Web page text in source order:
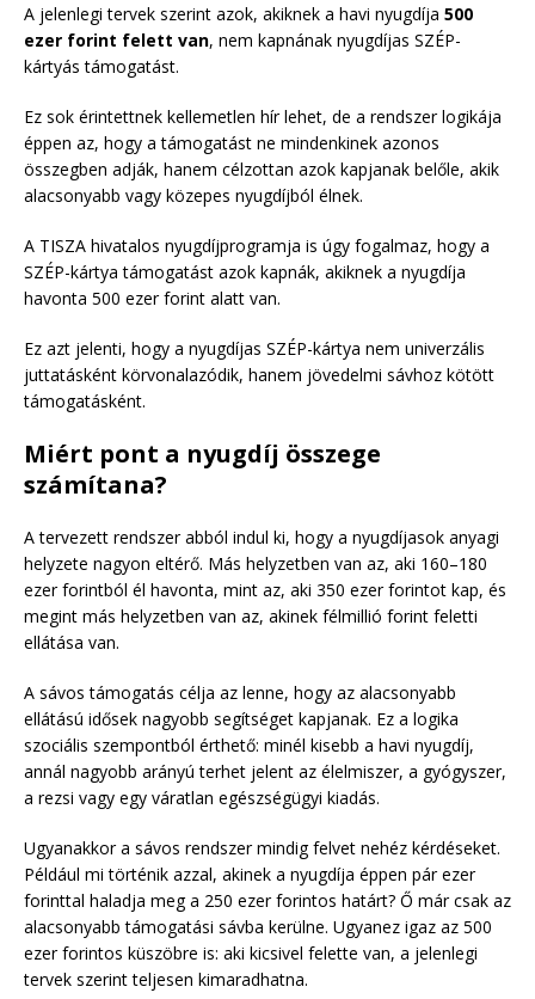
A jelenlegi tervek szerint azok, akiknek a havi nyugdíja 500
ezer forint felett van, nem kapnának nyugdíjas SZÉP-
kártyás támogatást.
Ez sok érintettnek kellemetlen hír lehet, de a rendszer logikája
éppen az, hogy a támogatást ne mindenkinek azonos
összegben adják, hanem célzottan azok kapjanak belőle, akik
alacsonyabb vagy közepes nyugdíjból élnek.
A TISZA hivatalos nyugdíjprogramja is úgy fogalmaz, hogy a
SZÉP-kártya támogatást azok kapnák, akiknek a nyugdíja
havonta 500 ezer forint alatt van.
Ez azt jelenti, hogy a nyugdíjas SZÉP-kártya nem univerzális
juttatásként körvonalazódik, hanem jövedelmi sávhoz kötött
támogatásként.
Miért pont a nyugdíj összege
számítana?
A tervezett rendszer abból indul ki, hogy a nyugdíjasok anyagi
helyzete nagyon eltérő. Más helyzetben van az, aki 160–180
ezer forintból él havonta, mint az, aki 350 ezer forintot kap, és
megint más helyzetben van az, akinek félmillió forint feletti
ellátása van.
A sávos támogatás célja az lenne, hogy az alacsonyabb
ellátású idősek nagyobb segítséget kapjanak. Ez a logika
szociális szempontból érthető: minél kisebb a havi nyugdíj,
annál nagyobb arányú terhet jelent az élelmiszer, a gyógyszer,
a rezsi vagy egy váratlan egészségügyi kiadás.
Ugyanakkor a sávos rendszer mindig felvet nehéz kérdéseket.
Például mi történik azzal, akinek a nyugdíja éppen pár ezer
forinttal haladja meg a 250 ezer forintos határt? Ő már csak az
alacsonyabb támogatási sávba kerülne. Ugyanez igaz az 500
ezer forintos küszöbre is: aki kicsivel felette van, a jelenlegi
tervek szerint teljesen kimaradhatna.